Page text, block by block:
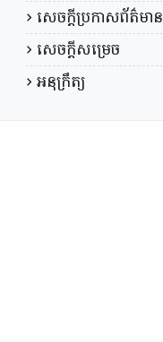
សេចក្តីប្រកាសព័ត៌មាន
សេចក្តីសម្រេច
អនុក្រឹត្យ